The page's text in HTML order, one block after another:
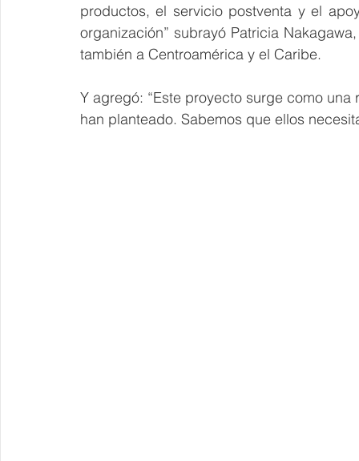
productos, el servicio postventa y el
organización” subrayó Patricia
también a Centroamérica y el Caribe.
Y agregó: “Este proyecto surge como
han planteado. Sabemos que ellos